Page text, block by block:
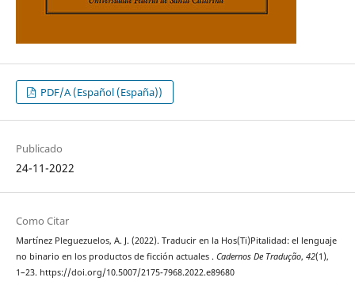
PDF/A (Español (España))
Publicado
24-11-2022
Como Citar
Martínez Pleguezuelos, A. J. (2022). Traducir en la Hos(Ti)Pitalidad: el lenguaje
no binario en los productos de ficción actuales . Cadernos De Tradução, 42(1),
1–23. https://doi.org/10.5007/2175-7968.2022.e89680